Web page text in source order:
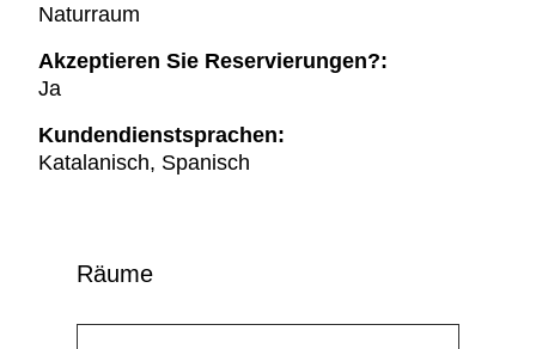
Naturraum
Akzeptieren Sie Reservierungen?:
Ja
Kundendienstsprachen:
Katalanisch, Spanisch
Räume